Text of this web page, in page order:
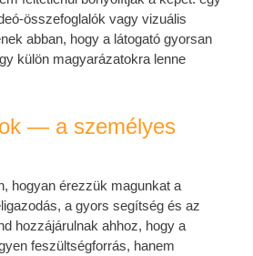
összefoglalók vagy vizuális
abban, hogy a látogató gyorsan
külön magyarázatokra lenne
— a személyes
hogyan érezzük magunkat a
a gyors segítség és az
hozzájárulnak ahhoz, hogy a
feszültségforrás, hanem